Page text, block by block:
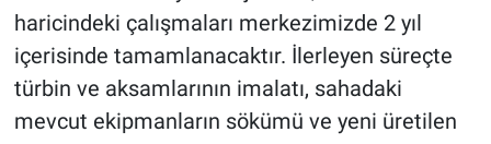
haricindeki çalışmaları merkezimizde 2 yıl
içerisinde tamamlanacaktır. İlerleyen süreçte
türbin ve aksamlarının imalatı, sahadaki
mevcut ekipmanların sökümü ve yeni üretilen